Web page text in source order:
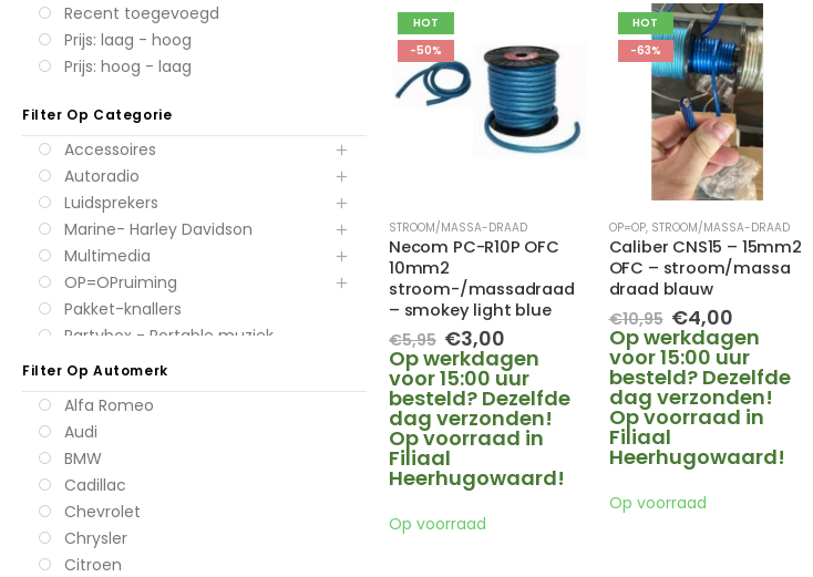
HOT
-50%
STROOM/MASSA-DRAAD
Necom PC-R10P OFC
10mm2
stroom-/massadraad
– smokey light blue
€5,95 Oorspronkelijke
prijs
was:
€5,95.
€3,00
prijs
is:
€3,00.
Op werkdagen
voor 15:00 uur
besteld? Dezelfde
dag verzonden!
Op voorraad in
Filiaal
Heerhugowaard!
Op voorraad
HOT
-63%
OP=OP, STROOM/MASSA-DRAAD
Caliber CNS15 – 15mm2
OFC – stroom/massa
draad blauw
€10,95
prijs
was:
€10,95.
€4,00Huidige
prijs
is:
€4,00.
Op werkdagen
voor 15:00 uur
besteld? Dezelfde
dag verzonden!
Op voorraad in
Filiaal
Heerhugowaard!
Op voorraad
Recent toegevoegd
Prijs: laag - hoog
Prijs: hoog - laag
Filter Op Categorie
Accessoires
Autoradio
Luidsprekers
Marine- Harley Davidson
Multimedia
OP=OPruiming
Pakket-knallers
Partybox - Portable muziek
systemen
Subwoofers
Versterkers
Filter Op Automerk
Alfa Romeo
Audi
BMW
Cadillac
Chevrolet
Chrysler
Citroen